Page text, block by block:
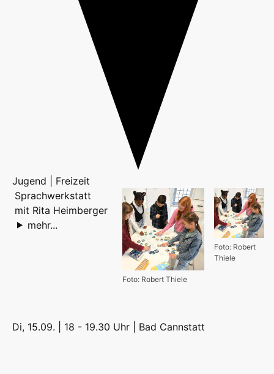
Jugend | Freizeit
Foto: Robert
Thiele
Foto: Robert Thiele
Sprachwerkstatt
mit Rita Heimberger
mehr...
Di, 15.09. | 18 - 19.30 Uhr | Bad Cannstatt